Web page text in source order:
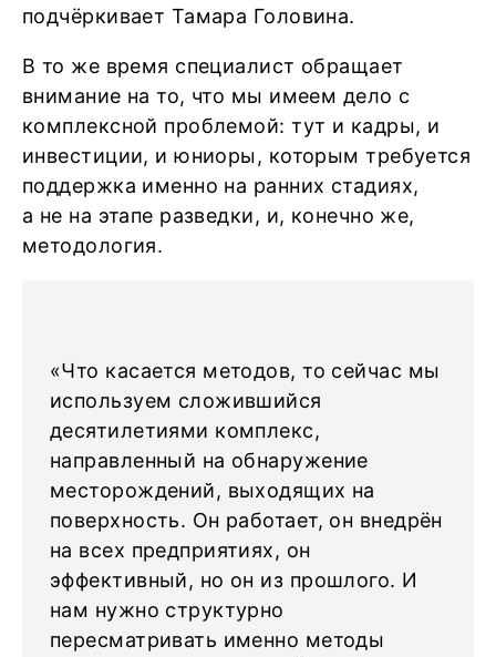
подчёркивает Тамара Головина.
В то же время специалист обращает
внимание на то, что мы имеем дело с
комплексной проблемой: тут и кадры, и
инвестиции, и юниоры, которым требуется
поддержка именно на ранних стадиях,
а не на этапе разведки, и, конечно же,
методология.
«Что касается методов, то сейчас мы
используем сложившийся
десятилетиями комплекс,
направленный на обнаружение
месторождений, выходящих на
поверхность. Он работает, он внедрён
на всех предприятиях, он
эффективный, но он из прошлого. И
нам нужно структурно
пересматривать именно методы